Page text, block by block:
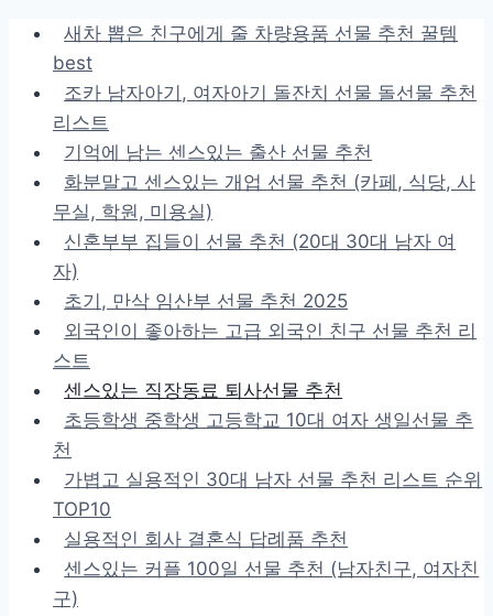
Skip
content
새차 뽑은 친구에게 줄 차량용품 선물 추천 꿀템
best
조카 남자아기, 여자아기 돌잔치 선물 돌선물 추천
리스트
기억에 남는 센스있는 출산 선물 추천
화분말고 센스있는 개업 선물 추천 (카페, 식당, 사
무실, 학원, 미용실)
신혼부부 집들이 선물 추천 (20대 30대 남자 여
자)
초기, 만삭 임산부 선물 추천 2025
외국인이 좋아하는 고급 외국인 친구 선물 추천 리
스트
센스있는 직장동료 퇴사선물 추천
초등학생 중학생 고등학교 10대 여자 생일선물 추
천
가볍고 실용적인 30대 남자 선물 추천 리스트 순위
TOP10
실용적인 회사 결혼식 답례품 추천
센스있는 커플 100일 선물 추천 (남자친구, 여자친
구)